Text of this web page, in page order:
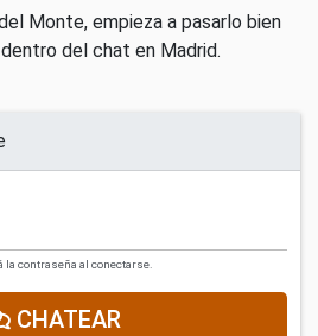
Monte, empieza a pasarlo bien
del chat en Madrid.
la contraseña al conectarse.
CHATEAR